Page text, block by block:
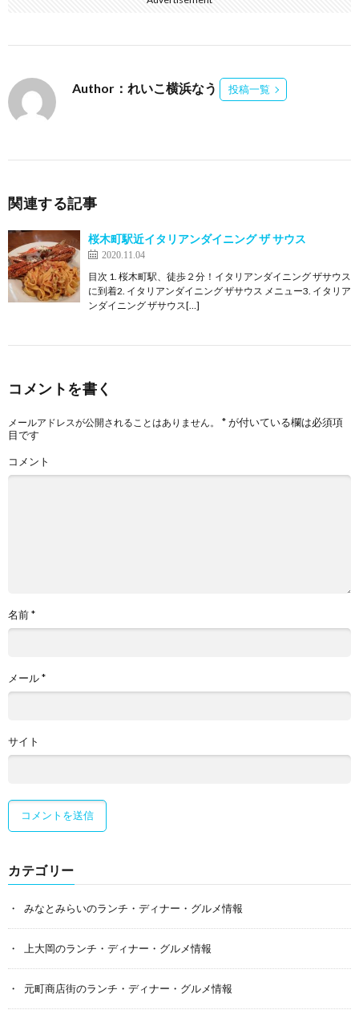
Author：れいこ横浜なう 投稿一覧
関連する記事
桜木町駅近イタリアンダイニング ザ サウス
2020.11.04
目次 1. 桜木町駅、徒歩２分！イタリアンダイニング ザサウス
に到着2. イタリアンダイニング ザサウス メニュー3. イタリア
ンダイニング ザサウス[…]
コメントを書く
メールアドレスが公開されることはありません。 *が付いている欄は必須項
目です
コメント
名前*
メール*
サイト
カテゴリー
みなとみらいのランチ・ディナー・グルメ情報
上大岡のランチ・ディナー・グルメ情報
元町商店街のランチ・ディナー・グルメ情報